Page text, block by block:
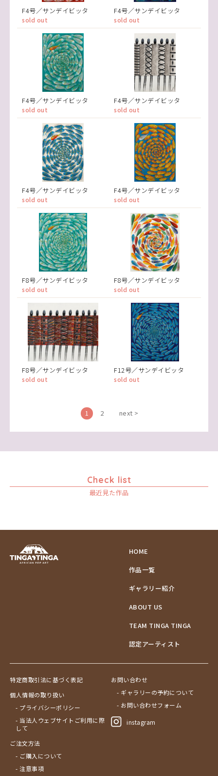
F4号／サンデイビッタ
sold out
F4号／サンデイビッタ
sold out
F4号／サンデイビッタ
sold out
F4号／サンデイビッタ
sold out
F4号／サンデイビッタ
sold out
F4号／サンデイビッタ
sold out
F8号／サンデイビッタ
sold out
F8号／サンデイビッタ
sold out
F8号／サンデイビッタ
sold out
F12号／サンデイビッタ
sold out
1 2 next >
Check list
最近見た作品
HOME
作品一覧
ギャラリー紹介
ABOUT US
TEAM TINGA TINGA
認定アーティスト
特定商取引法に基づく表記
個人情報の取り扱い
- プライバシーポリシー
- 当法人ウェブサイトご利用に際
して
ご注文方法
- ご購入について
- 注意事項
お問い合わせ
- ギャラリーの予約について
- お問い合わせフォーム
instagram